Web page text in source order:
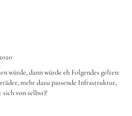
würde, dann würde eh Folgendes gelten:
mehr dazu passende Infrastruktur,
von selbst)!